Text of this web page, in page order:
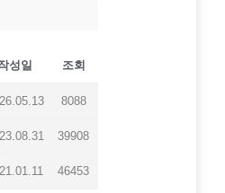
성일 조회
8088
39908
46453